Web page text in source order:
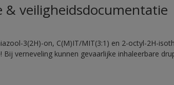
& veiligheidsdocumentatie
3(2H)-on, C(M)IT/MIT(3:1) en 2-octyl-2H-
Bij verneveling kunnen gevaarlijke inhaleerbare